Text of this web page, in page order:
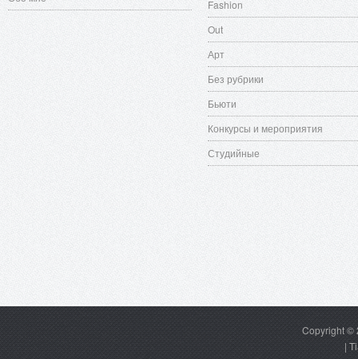
Fashion
Out
Арт
Без рубрики
Бьюти
Конкурсы и мероприятия
Студийные
Copyright
|